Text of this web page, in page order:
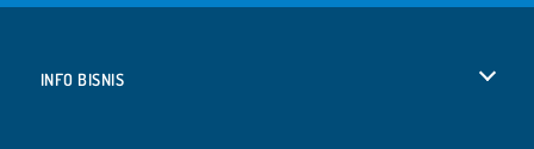
INFO BISNIS